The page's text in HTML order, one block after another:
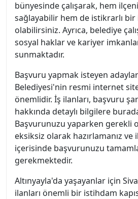
bünyesinde çalışarak, hem
sağlayabilir hem de istikrarlı bir
olabilirsiniz. Ayrıca, belediye
sosyal haklar ve kariyer
sunmaktadır.
Başvuru yapmak isteyen
Belediyesi'nin resmi internet
önemlidir. İş ilanları, başvuru
hakkında detaylı bilgilere
Başvurunuzu yaparken gerekli
eksiksiz olarak hazırlamanız
içerisinde başvurunuzu
gerekmektedir.
Altınyayla'da yaşayanlar için
ilanları önemli bir istihdam